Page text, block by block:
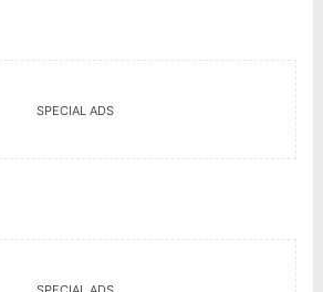
SPECIAL ADS